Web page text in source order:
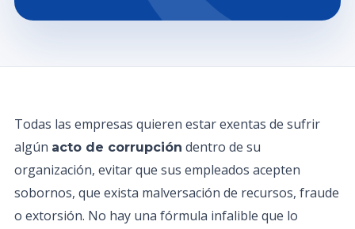
Todas las empresas quieren estar exentas de sufrir
algún acto de corrupción dentro de su
organización, evitar que sus empleados acepten
sobornos, que exista malversación de recursos, fraude
o extorsión. No hay una fórmula infalible que lo